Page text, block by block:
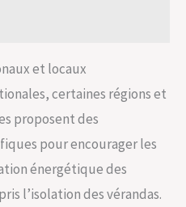
et locaux
certaines régions et
proposent des
pour encourager les
énergétique des
l’isolation des vérandas.